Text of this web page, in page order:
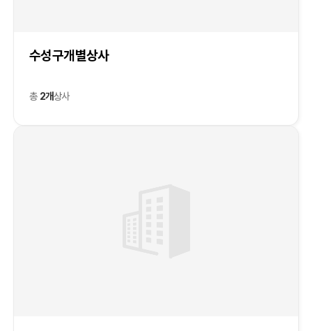
수성구개별상사
총 2개상사